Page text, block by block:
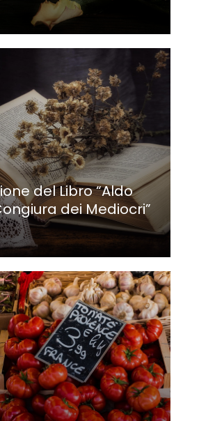
del Libro “Aldo
dei Mediocri”